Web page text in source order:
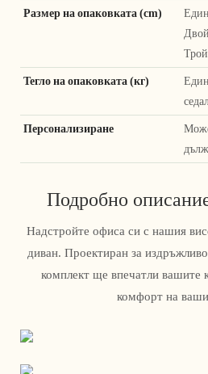
Размер на опаковката (cm)
Тегло на опаковката (кг)
Персонализиране
Подробно
Надстройте офиса си с нашия
диван. Проектиран за
комплект ще впечатли вашите
комфорт на